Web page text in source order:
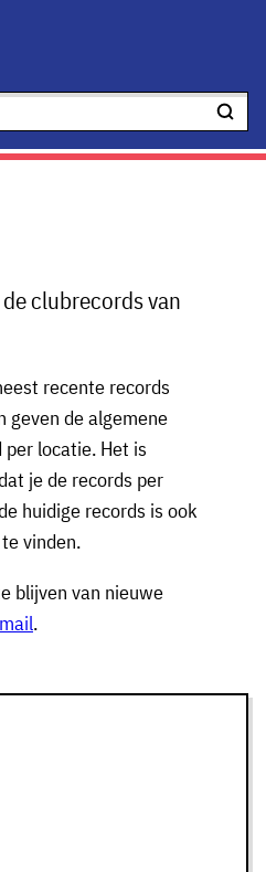
clubrecords van
recente records
geven de algemene
locatie. Het is
je de records per
huidige records is ook
vinden.
blijven van nieuwe
.